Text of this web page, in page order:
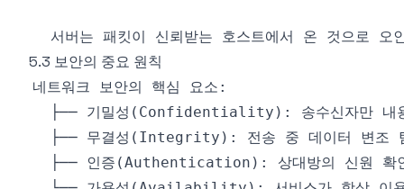
5.3 보안의 중요 원칙